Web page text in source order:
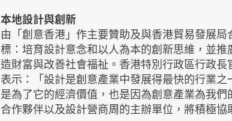
本地設計與創新
由「創意香港」作主要贊助及與香港貿易發展
標：培育設計意念和以人為本的創新思維，並
造財富與改善社會福祉。香港特別行政區行政
表示：「設計是創意產業中發展得最快的行業
是為了它的經濟價值，也是因為創意產業為我
合作夥伴以及設計營商周的主辦單位，將積極協